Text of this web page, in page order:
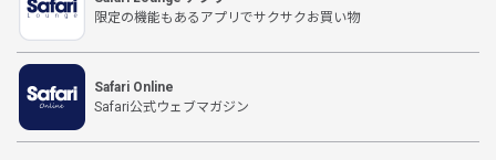
限定の機能もあるアプリでサクサクお買い物
Safari Online
Safari公式ウェブマガジン